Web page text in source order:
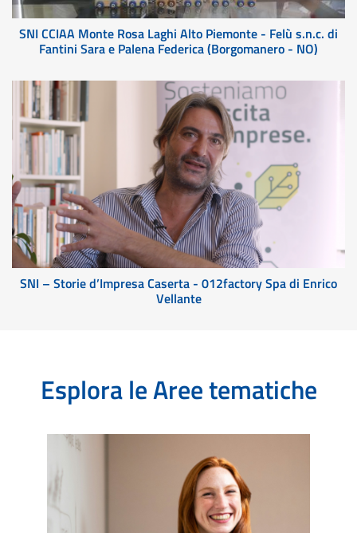
SNI CCIAA Monte Rosa Laghi Alto Piemonte - Felù s.n.c. di
Fantini Sara e Palena Federica (Borgomanero - NO)
SNI – Storie d’Impresa Caserta - 012factory Spa di Enrico
Vellante
Esplora le Aree tematiche